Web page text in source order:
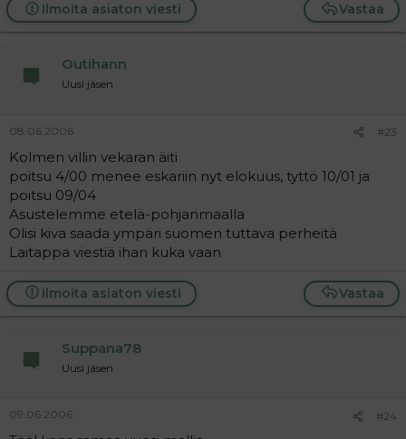
Vastaa
Ilmoita asiaton viesti
Outihann
Uusi jäsen
08.06.2006 #23
Kolmen villin vekaran äiti
poitsu 4/00 menee eskariin nyt elokuus, tyttö 10/01 ja
poitsu 09/04
Asustelemme etelä-pohjanmaalla
Olisi kiva saada ympäri suomen tuttava perheitä
Laitappa viestiä ihan kuka vaan
Vastaa
Ilmoita asiaton viesti
Suppana78
Uusi jäsen
09.06.2006 #24